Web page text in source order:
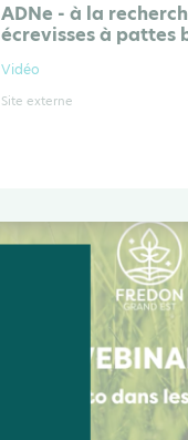
ADNe - à la
écrevisses à pattes
Vidéo
Site externe